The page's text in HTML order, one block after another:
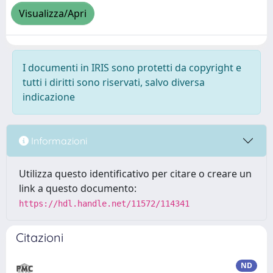
Visualizza/Apri
I documenti in IRIS sono protetti da copyright e
tutti i diritti sono riservati, salvo diversa
indicazione
Informazioni
Utilizza questo identificativo per citare o creare un
link a questo documento:
https://hdl.handle.net/11572/114341
Citazioni
ND